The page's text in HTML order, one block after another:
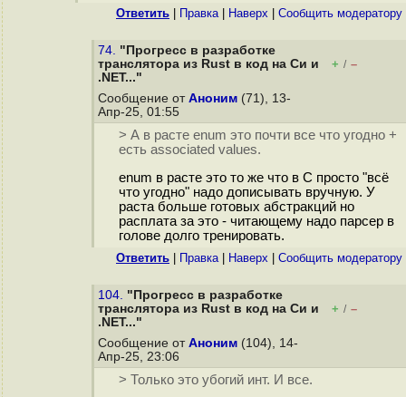
Ответить Правка| Наверх Cообщить модератору
74. "Прогресс в разработке
транслятора из Rust в код на Cи и
.NET..."
+ / –
Сообщение от Аноним (71), 13-
Апр-25, 01:55
> А в расте enum это почти все что угодно +
есть associated values.
enum в расте это то же что в C просто "всё
что угодно" надо дописывать вручную. У
раста больше готовых абстракций но
расплата за это - читающему надо парсер в
голове долго тренировать.
Ответить Правка| Наверх Cообщить модератору
104. "Прогресс в разработке
транслятора из Rust в код на Cи и
.NET..."
+ / –
Сообщение от Аноним (104), 14-
Апр-25, 23:06
> Только это убогий инт. И все.